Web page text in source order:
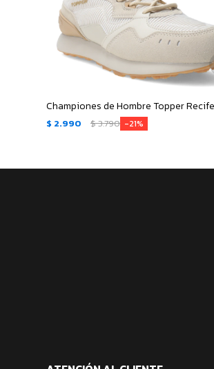
$ 2.990 $3.790 21